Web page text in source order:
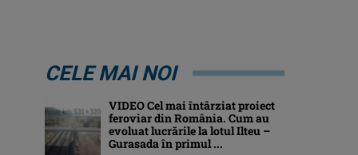
CELE MAI NOI
VIDEO Cel mai întârziat proiect
feroviar din România. Cum au
evoluat lucrările la lotul Ilteu –
Gurasada în primul ...